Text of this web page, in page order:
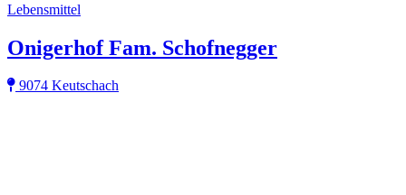
Lebensmittel
Onigerhof Fam. Schofnegger
9074 Keutschach